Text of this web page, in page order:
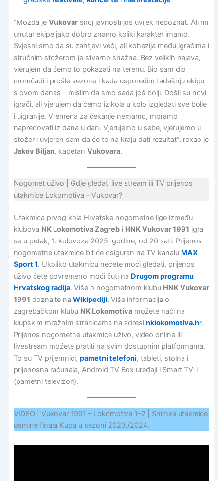
“Možda je Vukovarširoj javnosti još uvijek nepoznat. Ali mi
unutar ekipe jako dobro znamo koliki karakter imamo.
Svjesni smo da su zahtjevi veći, ali kohezija među igračima i
stručnim stožerom je stvarno snažna. Bez velikih najava,
vjerujem da ćemo to pokazati na terenu. Bio sam dio
momčadi i prošle sezone i kada usporedim tadašnju ekipu
s ovom danas – mislim da smo sada još bolji. Došli su novi
igrači, ali vjerujem da ćemo iz kola u kolo izgledati sve bolje
i uigranije. Vremena za čekanje nemamo, moramo
napredovati iz dana u dan. Vjerujemo u sebe, vjerujemo u
stožer i uvjeren sam da će to na kraju dati rezultat”, rekao je
Jakov Biljan, kapetan Vukovara.
Nogomet uživo | Gdje gledati live stream ili TV prijenos
utakmice Lokomotiva – Vukovar?
Utakmica prvog kola Hrvatske nogometne lige između
klubova NK Lokomotiva Zagrebi HNK Vukovar 1991 igra
se u petak, 1. kolovoza 2025. godine, od 20 sati. Prijenos
nogometne utakmice bit će osiguran na TV kanalu MAX
Sport 1. Ukoliko utakmicu nećete moći gledati, prijenos
uživo ćete povremeno moći čuti na Drugom programu
Hrvatskog radija. Više o nogometnom klubu HNK Vukovar
1991 doznajte na Wikipediji. Više informacija o
zagrebačkom klubu NK Lokomotivamožete naći na
klupskim mrežnim stranicama na adresi nklokomotiva.hr.
Prijenos nogometne utakmice uživo, video online ili
livestream možete pratiti na svim dostupnim platformama.
To su TV prijemnici, pametni telefoni, tableti, stolna i
prijenosna računala, Android TV Box uređaji i Smart TV-i
(pametni televizori).
VIDEO | Vukovar 1991 – Lokomotiva 1-2 | Snimka utakmice
osmine finala Kupa u sezoni 2023./2024.